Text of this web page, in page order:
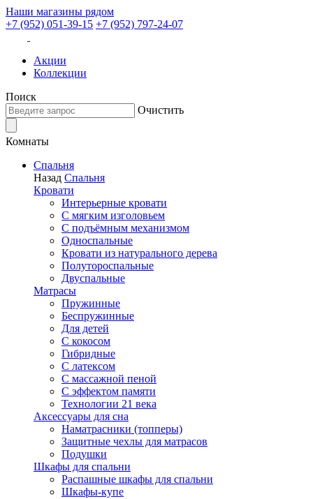
Наши магазины рядом
+7 (952) 051-39-15 +7 (952) 797-24-07
Акции
Коллекции
Поиск
Очистить
Комнаты
Спальня
Назад Спальня
Кровати
Интерьерные кровати
С мягким изголовьем
С подъёмным механизмом
Односпальные
Кровати из натурального дерева
Полутороспальные
Двуспальные
Матрасы
Пружинные
Беспружинные
Для детей
C кокосом
Гибридные
С латексом
С массажной пеной
С эффектом памяти
Технологии 21 века
Аксессуары для сна
Наматрасники (топперы)
Защитные чехлы для матрасов
Подушки
Шкафы для спальни
Распашные шкафы для спальни
Шкафы-купе